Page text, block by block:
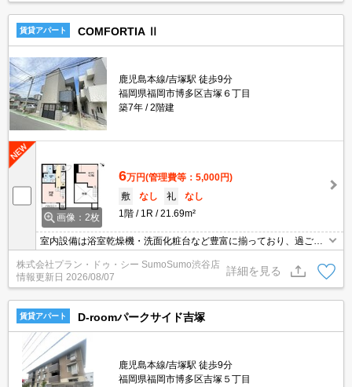
お部屋になっております。ふたりでの生活は安心感があって快適な
賃貸アパート COMFORTIA Ⅱ
鹿児島本線/吉塚駅 徒歩9分
福岡県福岡市博多区吉塚６丁目
築7年
2階建
画像：2枚
6万円(管理費等：5,000円)
敷
なし 礼
なし
1階
1R 21.69m²
室内設備は浴室乾燥機・洗面化粧台など豊富に揃っており、過ごし
くてもインターホン越しに誰が来たのかを確認できるので防犯対策
につながります。収納はシューズボックス・クロゼットなどが備え
付けられているので、衣類や日用品の収納に重宝します。
株式会社プラン・ドゥ・シー SumoSumo渋谷店
情報更新日 2026/08/07
詳細を見る
賃貸アパート D-roomパークサイド吉塚
鹿児島本線/吉塚駅 徒歩9分
福岡県福岡市博多区吉塚５丁目